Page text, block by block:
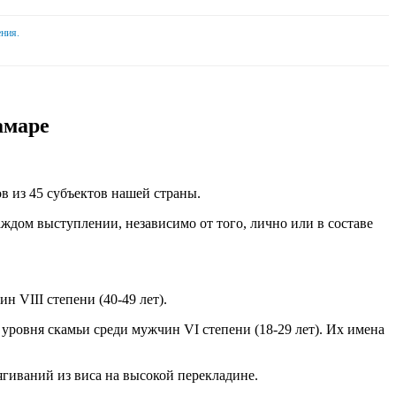
45 субъектов нашей страны.
выступлении, независимо от того, лично или в составе
VIII степени (40-49 лет).
скамьи среди мужчин VI степени (18-29 лет). Их имена
из виса на высокой перекладине.